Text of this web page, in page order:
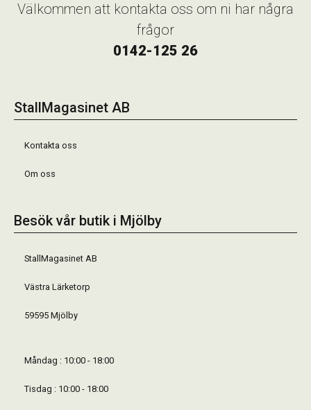
Välkommen att kontakta oss om ni har några
frågor
0142-125 26
StallMagasinet AB
Kontakta oss
Om oss
Besök vår butik i Mjölby
StallMagasinet AB
Västra Lärketorp
59595 Mjölby
Måndag : 10:00 - 18:00
Tisdag : 10:00 - 18:00